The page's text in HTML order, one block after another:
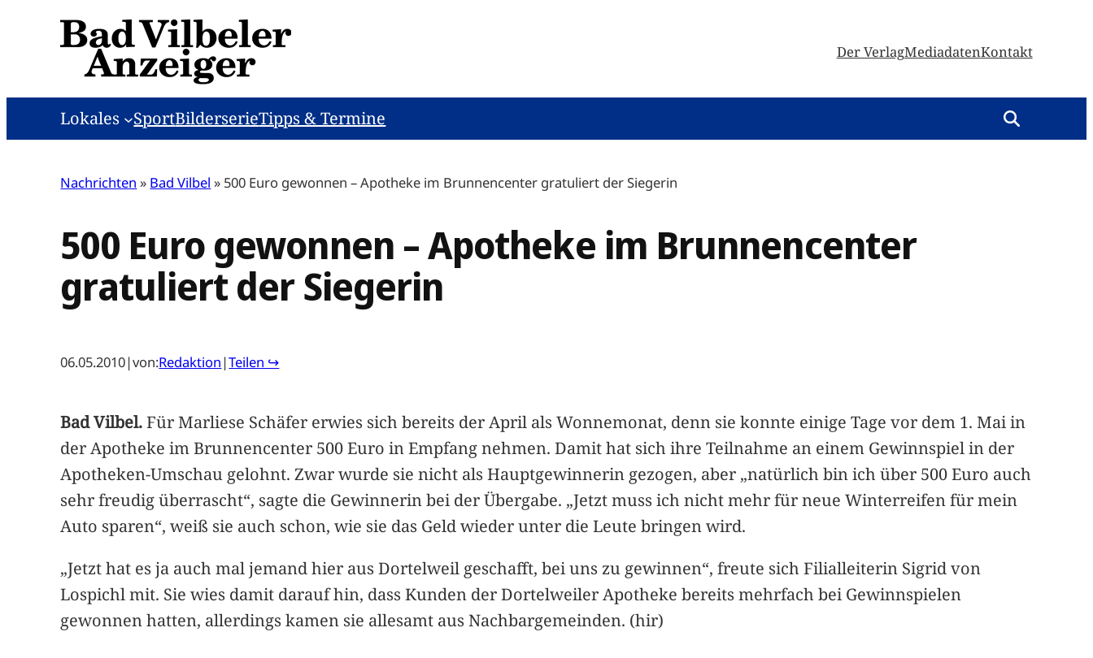
Der VerlagMediadatenKontakt
Lokales SportBilderserieTipps & Termine
Nachrichten » Bad Vilbel » 500 Euro gewonnen – Apotheke im Brunnencenter gratuliert der Siegerin
500 Euro gewonnen – Apotheke im Brunnencenter
gratuliert der Siegerin
06.05.2010|von:Redaktion |Teilen ↪
Bad Vilbel.Für Marliese Schäfer erwies sich bereits der April als Wonnemonat, denn sie konnte einige Tage vor dem 1. Mai in
der Apotheke im Brunnencenter 500 Euro in Empfang nehmen. Damit hat sich ihre Teilnahme an einem Gewinnspiel in der
Apotheken-Umschau gelohnt. Zwar wurde sie nicht als Hauptgewinnerin gezogen, aber „natürlich bin ich über 500 Euro auch
sehr freudig überrascht“, sagte die Gewinnerin bei der Übergabe. „Jetzt muss ich nicht mehr für neue Winterreifen für mein
Auto sparen“, weiß sie auch schon, wie sie das Geld wieder unter die Leute bringen wird.
„Jetzt hat es ja auch mal jemand hier aus Dortelweil geschafft, bei uns zu gewinnen“, freute sich Filialleiterin Sigrid von
Lospichl mit. Sie wies damit darauf hin, dass Kunden der Dortelweiler Apotheke bereits mehrfach bei Gewinnspielen
gewonnen hatten, allerdings kamen sie allesamt aus Nachbargemeinden. (hir)